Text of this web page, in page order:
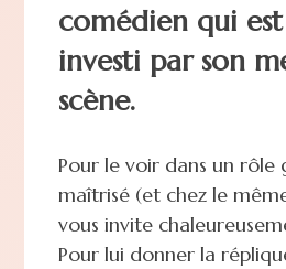
comédien qui
investi par son
scène.
Pour le voir dans un rôle
maîtrisé (et chez le
vous invite
Pour lui donner la